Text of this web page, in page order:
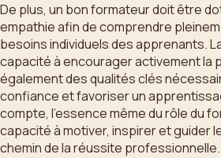
De plus, un bon formateur doit être
empathie afin de comprendre
besoins individuels des apprenants.
capacité à encourager activement la
également des qualités clés
confiance et favoriser un
compte, l’essence même du rôle du
capacité à motiver, inspirer et guider
chemin de la réussite professionnelle.